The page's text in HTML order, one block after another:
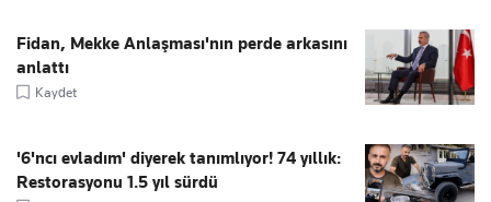
Fidan, Mekke Anlaşması'nın perde arkasını
anlattı
Kaydet
'6'ncı evladım' diyerek tanımlıyor! 74 yıllık:
Restorasyonu 1.5 yıl sürdü